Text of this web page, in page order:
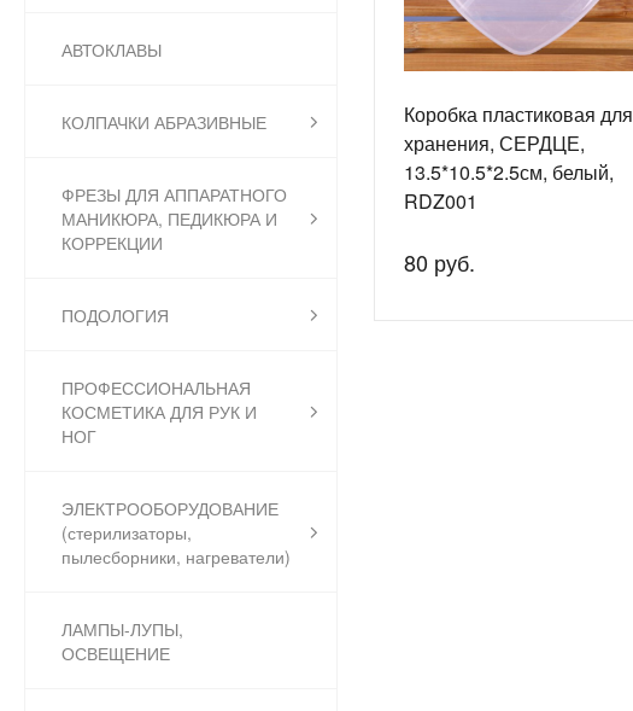
АВТОКЛАВЫ
КОЛПАЧКИ АБРАЗИВНЫЕ
ФРЕЗЫ ДЛЯ АППАРАТНОГО
МАНИКЮРА, ПЕДИКЮРА И
КОРРЕКЦИИ
ПОДОЛОГИЯ
ПРОФЕССИОНАЛЬНАЯ
КОСМЕТИКА ДЛЯ РУК И
НОГ
ЭЛЕКТРООБОРУДОВАНИЕ
(стерилизаторы,
пылесборники, нагреватели)
ЛАМПЫ-ЛУПЫ,
ОСВЕЩЕНИЕ
Коробка пластиковая для
хранения, СЕРДЦЕ,
13.5*10.5*2.5см, белый,
RDZ001
80 руб.